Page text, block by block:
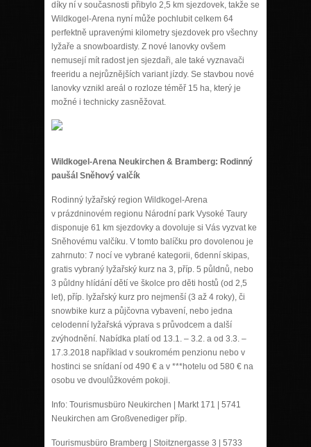
díky ní v současnosti přibylo 2,5 km sjezdovek, takže se
Wildkogel-Arena nyní může pochlubit celkem 64
perfektně upravenými kilometry sjezdovek pro všechny
lyžaře a snowboardisty. Z nové lanovky ovšem
nemusejí mít radost jen sjezdaři, ale také vyznavači
freeridu a nejrůznějších variant jízdy. Se stavbou nové
lanovky vznikl areál o rozloze téměř 15 ha, který je
možné i technicky zasněžovat.
Wildkogel-Arena Neukirchen & Bramberg: Rodinný
paušál Sněhový valčík
Rodinný lyžařský region Wildkogel-Arena
v prázdninovém regionu Národní park Vysoké Taury
disponuje 61 km sjezdovky a dovoluje si Vás vyzvat ke
Sněhovému valčíku. V tomto balíčku pro dovolenou je
zahrnuto: 7 nocí ve vybrané kategorii, 6denní skipas,
gratis vybraný lyžařský kurz na 3, příp. 5 půldnů, nebo
3 půldny hlídání dětí ve školce pro děti hostů (od 2,5
let), příp. lyžařský kurz pro nejmenší (3 až 4 roky), či
snowbike kurz a půjčovna vybavení, nebo jedna
celodenní lyžařská výprava s průvodcem a další
zvýhodnění. Nabídka platí od 13.1. – 3.2. a od 3.3. –
17.3.2018 například v soukromém penzionu nebo v
hostinci se snídaní od 490 € a v ***hotelu od 580 € na
osobu ve dvoulůžkovém pokoji.
Info: Tourismusbüro Neukirchen | Markt 171 | 5741
Neukirchen am Großvenediger příp.
Tourismusbüro Bramberg | Stoitznergasse 3 | 5733